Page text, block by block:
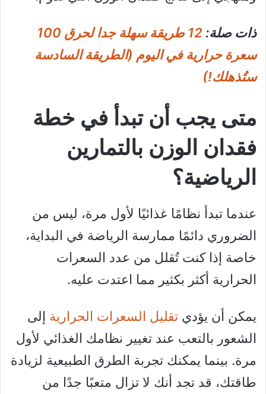
ذات صلة:
12 طريقة سهلة جدا لحرق 100
سعرة حرارية في اليوم (الطريقة السادسة
ستُذهلك!)
متى يجب أن تبدأ في خطة
فقدان الوزن بالتمارين
الرياضية؟
عندما تبدأ نظامًا غذائيًا لأول مرة، ليس من
الضروري دائمًا ممارسة الرياضة في البداية،
خاصة إذا كنت تُقلل من عدد السعرات
الحرارية أكثر بكثير مما اعتدت عليه.
يمكن أن يؤدي تقليل السعرات الحرارية إلى
الشعور بالتعب عند تغيير نظامك الغذائي لأول
مرة. بينما يمكنك تجربة الطرق الطبيعية لزيادة
طاقتك، قد تجد أنك لا تزال متعبًا جدًا من